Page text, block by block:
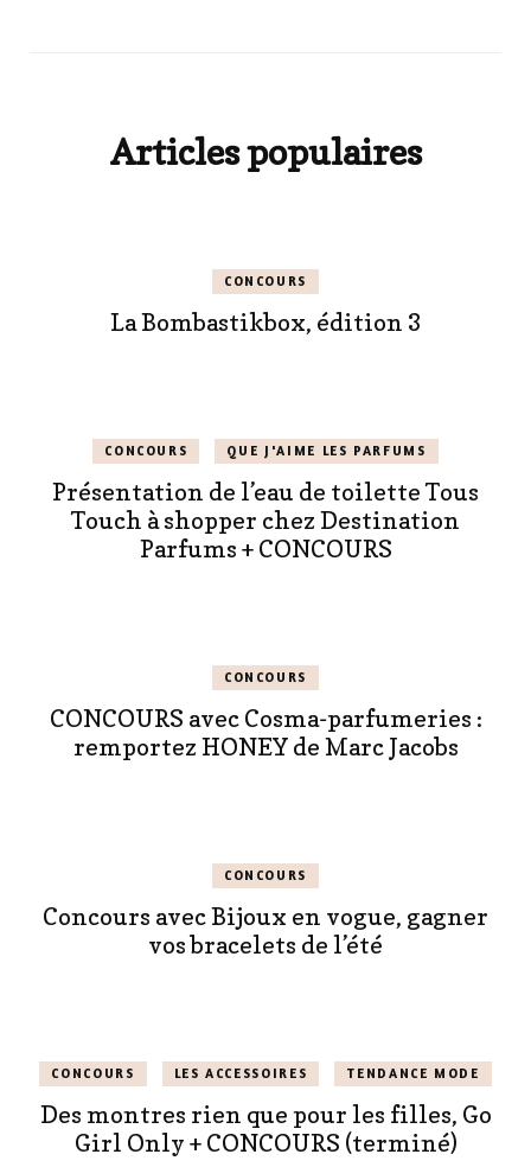
Articles populaires
CONCOURS
La Bombastikbox, édition 3
CONCOURS QUE J'AIME LES PARFUMS
Présentation de l’eau de toilette Tous
Touch à shopper chez Destination
Parfums + CONCOURS
CONCOURS
CONCOURS avec Cosma-parfumeries :
remportez HONEY de Marc Jacobs
CONCOURS
Concours avec Bijoux en vogue, gagner
vos bracelets de l’été
CONCOURS LES ACCESSOIRES TENDANCE MODE
Des montres rien que pour les filles, Go
Girl Only + CONCOURS (terminé)